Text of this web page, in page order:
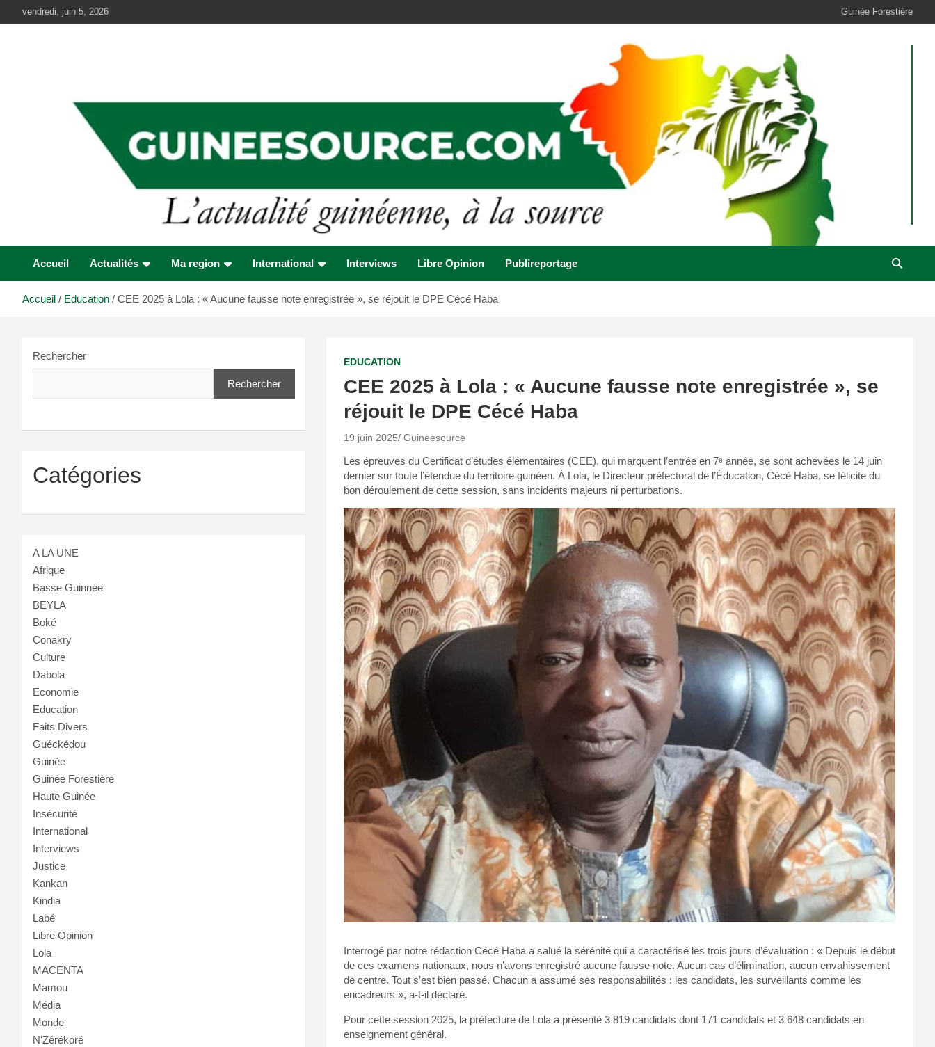
au
vendredi, juin 5, 2026 Guinée Forestière
Accueil Actualités Ma region International Interviews Libre Opinion Publireportage
Accueil Education CEE 2025 à Lola : « Aucune fausse note enregistrée », se réjouit le DPE Cécé Haba
EDUCATION
CEE 2025 à Lola : « Aucune fausse note enregistrée », se
réjouit le DPE Cécé Haba
19 juin 2025 Guineesource
Les épreuves du Certificat d’études élémentaires (CEE), qui marquent l’entrée en 7ᵉ année, se sont achevées le 14 juin
dernier sur toute l’étendue du territoire guinéen. À Lola, le Directeur préfectoral de l’Éducation, Cécé Haba, se félicite du
bon déroulement de cette session, sans incidents majeurs ni perturbations.
Interrogé par notre rédaction Cécé Haba a salué la sérénité qui a caractérisé les trois jours d’évaluation : « Depuis le début
de ces examens nationaux, nous n’avons enregistré aucune fausse note. Aucun cas d’élimination, aucun envahissement
de centre. Tout s’est bien passé. Chacun a assumé ses responsabilités : les candidats, les surveillants comme les
encadreurs », a-t-il déclaré.
Pour cette session 2025, la préfecture de Lola a présenté 3 819 candidats dont 171 candidats et 3 648 candidats en
enseignement général.
Rechercher
Rechercher
Catégories
A LA UNE
Afrique
Basse Guinnée
BEYLA
Boké
Conakry
Culture
Dabola
Economie
Education
Faits Divers
Guéckédou
Guinée
Guinée Forestière
Haute Guinée
Insécurité
International
Interviews
Justice
Kankan
Kindia
Labé
Libre Opinion
Lola
MACENTA
Mamou
Média
Monde
N'Zérékoré